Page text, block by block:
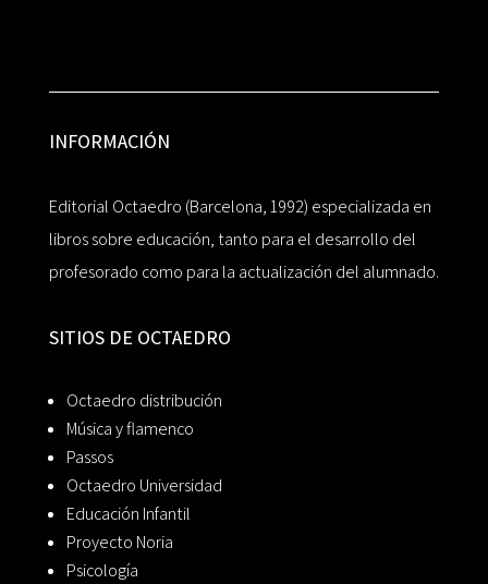
INFORMACIÓN
Editorial Octaedro (Barcelona, 1992) especializada en
libros sobre educación, tanto para el desarrollo del
profesorado como para la actualización del alumnado.
SITIOS DE OCTAEDRO
Octaedro distribución
Música y flamenco
Passos
Octaedro Universidad
Educación Infantil
Proyecto Noria
Psicología